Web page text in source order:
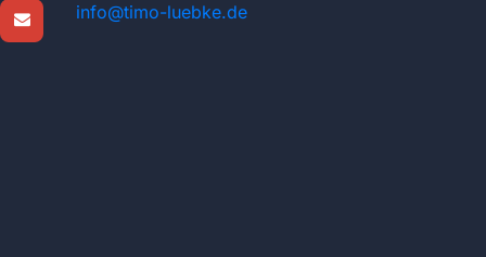
info@timo-luebke.de